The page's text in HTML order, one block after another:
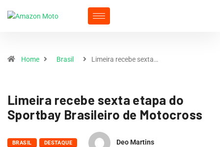
Home Brasil Limeira recebe sexta…
Limeira recebe sexta etapa do
Sportbay Brasileiro de Motocross
BRASIL DESTAQUE Deo Martins